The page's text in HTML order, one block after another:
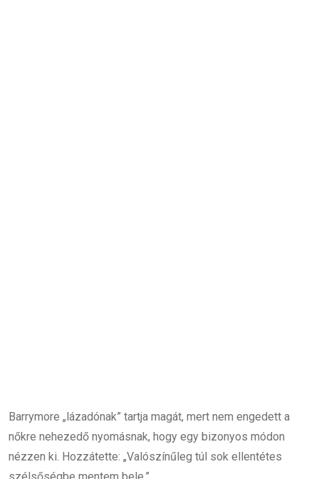
Barrymore „lázadónak” tartja magát, mert nem engedett a
nőkre nehezedő nyomásnak, hogy egy bizonyos módon
nézzen ki. Hozzátette: „Valószínűleg túl sok ellentétes